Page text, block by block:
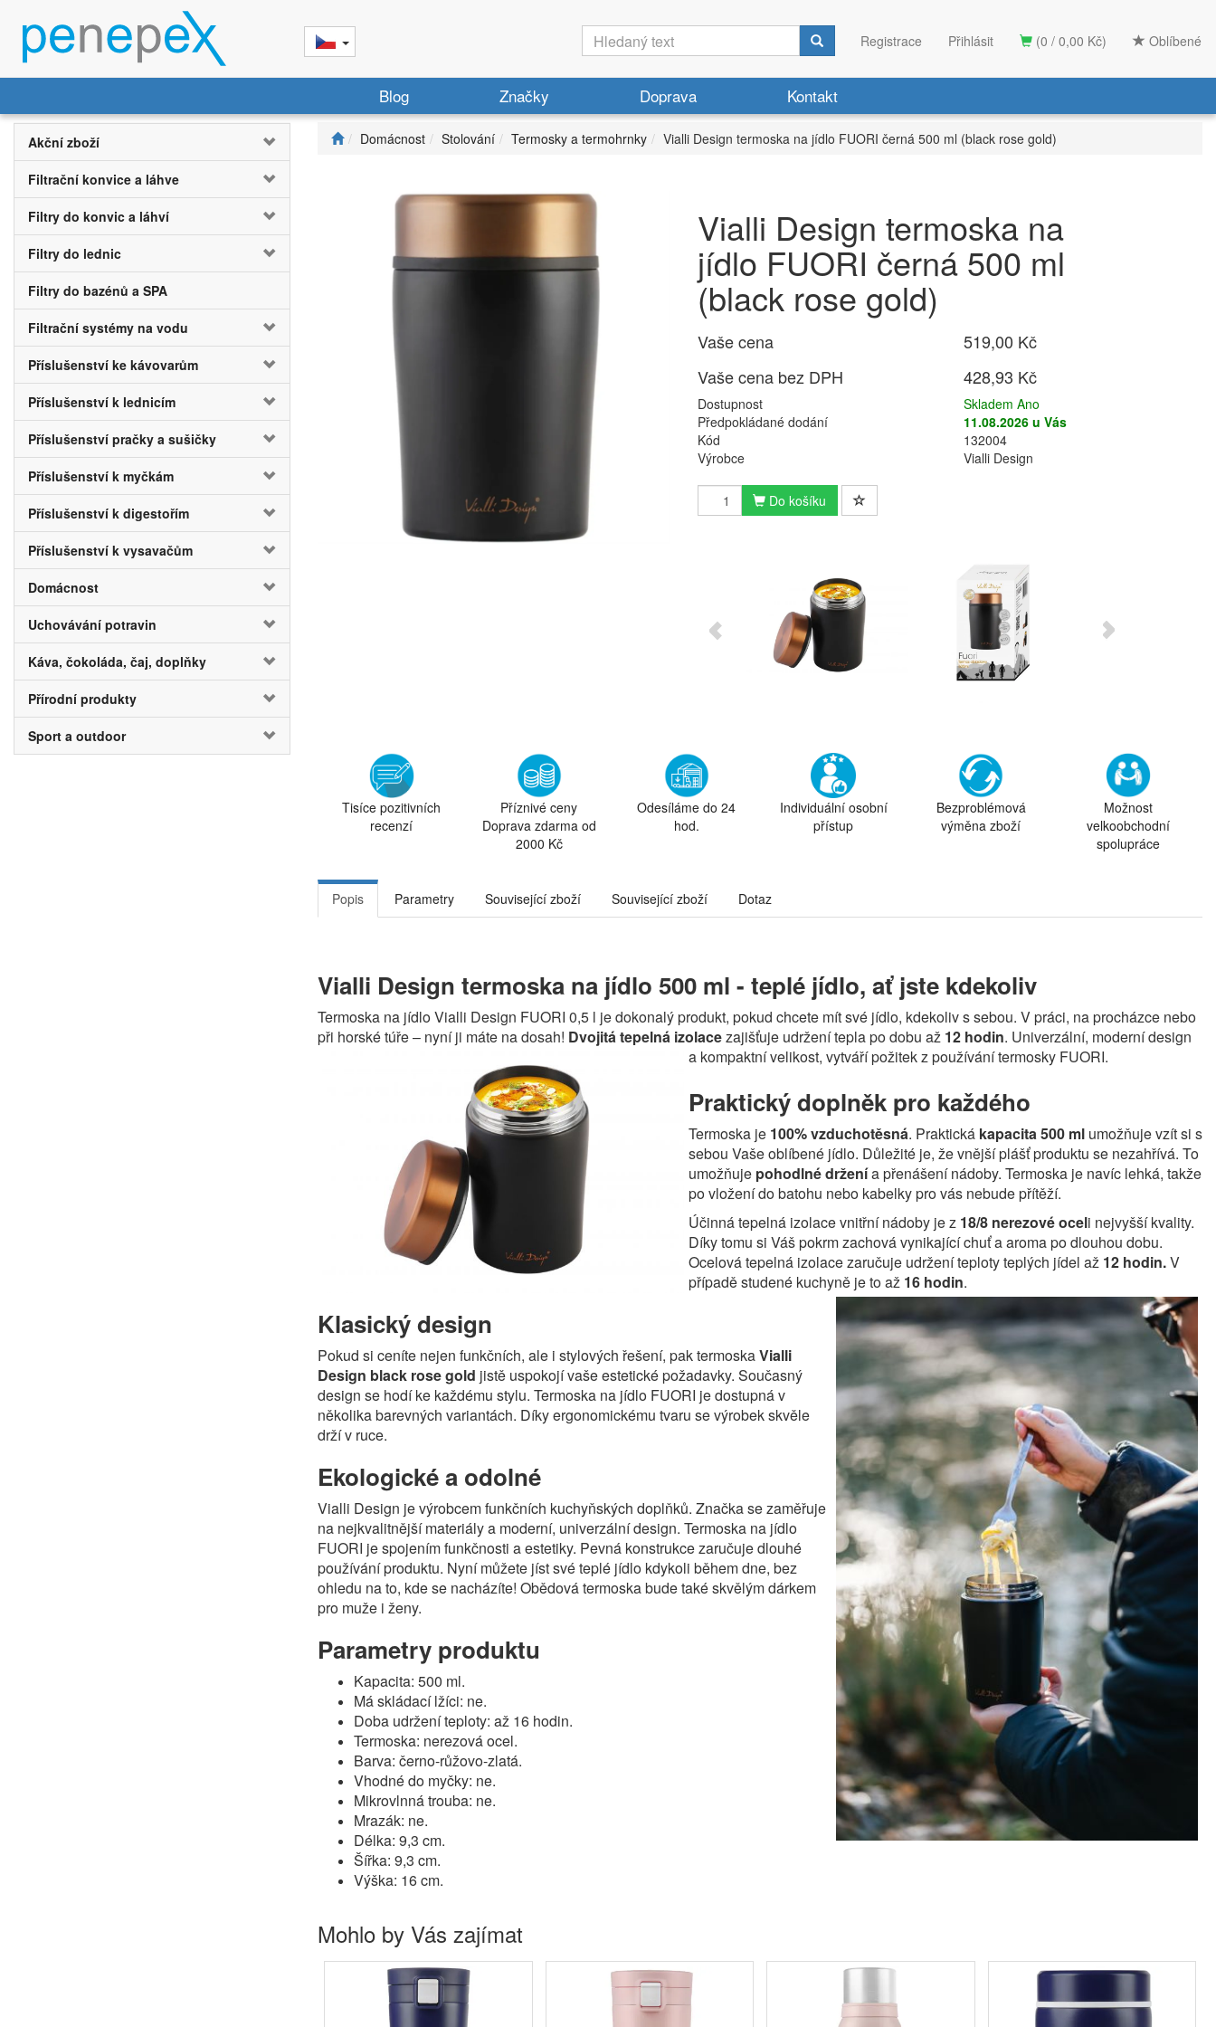
(0 / 0,00 Kč) Oblíbené
Registrace Přihlásit
Blog Značky Doprava Kontakt
Akční zboží
Filtrační konvice a láhve
Filtry do konvic a láhví
Filtry do lednic
Filtry do bazénů a SPA
Filtrační systémy na vodu
Příslušenství ke kávovarům
Příslušenství k lednicím
Příslušenství pračky a sušičky
Příslušenství k myčkám
Příslušenství k digestořím
Příslušenství k vysavačům
Domácnost
Uchovávání potravin
Káva, čokoláda, čaj, doplňky
Přírodní produkty
Sport a outdoor
Domácnost Stolování Termosky a termohrnky Vialli Design termoska na jídlo FUORI černá 500 ml (black rose gold)
Vialli Design termoska na
jídlo FUORI černá 500 ml
(black rose gold)
Vaše cena
519,00 Kč
Vaše cena bez DPH
428,93 Kč
Dostupnost
Skladem Ano
Předpokládané dodání
11.08.2026 u Vás
Kód
132004
Výrobce
Vialli Design
Do košíku
Tisíce pozitivních
recenzí
Příznivé ceny
Doprava zdarma od
2000 Kč
Odesíláme do 24
hod.
Individuální osobní
přístup
Bezproblémová
výměna zboží
Možnost
velkoobchodní
spolupráce
Popis Parametry Související zboží Související zboží Dotaz
Vialli Design termoska na jídlo 500 ml - teplé jídlo, ať jste kdekoliv
Termoska na jídlo Vialli Design FUORI 0,5 l je dokonalý produkt, pokud chcete mít své jídlo, kdekoliv s sebou. V práci, na procházce nebo
při horské túře – nyní ji máte na dosah! Dvojitá tepelná izolacezajišťuje udržení tepla po dobu až 12 hodin. Univerzální, moderní design
a kompaktní velikost, vytváří požitek z používání termosky FUORI.
Praktický doplněk pro každého
Termoska je 100% vzduchotěsná. Praktická kapacita 500 ml umožňuje vzít si s
sebou Vaše oblíbené jídlo. Důležité je, že vnější plášť produktu se nezahřívá. To
umožňuje pohodlné drženía přenášení nádoby. Termoska je navíc lehká, takže
po vložení do batohu nebo kabelky pro vás nebude přítěží.
Účinná tepelná izolace vnitřní nádoby je z 18/8 nerezové oceli nejvyšší kvality.
Díky tomu si Váš pokrm zachová vynikající chuť a aroma po dlouhou dobu.
Ocelová tepelná izolace zaručuje udržení teploty teplých jídel až 12 hodin.V
případě studené kuchyně je to až 16 hodin.
Klasický design
Pokud si ceníte nejen funkčních, ale i stylových řešení, pak termoskaVialli
Design black rose gold jistě uspokojí vaše estetické požadavky. Současný
design se hodí ke každému stylu. Termoska na jídlo FUORI je dostupná v
několika barevných variantách. Díky ergonomickému tvaru se výrobek skvěle
drží v ruce.
Ekologické a odolné
Vialli Design je výrobcem funkčních kuchyňských doplňků. Značka se zaměřuje
na nejkvalitnější materiály a moderní, univerzální design. Termoska na jídlo
FUORI je spojením funkčnosti a estetiky. Pevná konstrukce zaručuje dlouhé
používání produktu. Nyní můžete jíst své teplé jídlo kdykoli během dne, bez
ohledu na to, kde se nacházíte! Obědová termoska bude také skvělým dárkem
pro muže i ženy.
Parametry produktu
Kapacita: 500 ml.
Má skládací lžíci: ne.
Doba udržení teploty: až 16 hodin.
Termoska: nerezová ocel.
Barva: černo-růžovo-zlatá.
Vhodné do myčky: ne.
Mikrovlnná trouba: ne.
Mrazák: ne.
Délka: 9,3 cm.
Šířka: 9,3 cm.
Výška: 16 cm.
Mohlo by Vás zajímat